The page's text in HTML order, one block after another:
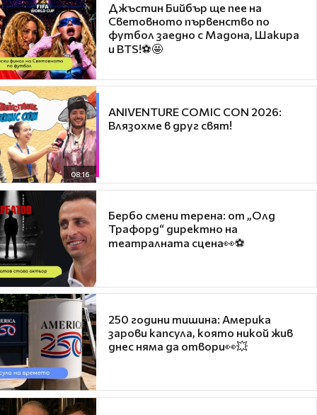
Джъстин Бийбър ще пее на
Световното първенство по
футбол заедно с Мадона, Шакира
и BTS!⚽🤩
08:16
ANIVENTURE COMIC CON 2026:
Влязохме в друг свят!
Бербо смени терена: от „Олд
Трафорд“ директно на
театралната сцена👀⚽
250 години тишина: Америка
зарови капсула, която никой жив
днес няма да отвори👀💥